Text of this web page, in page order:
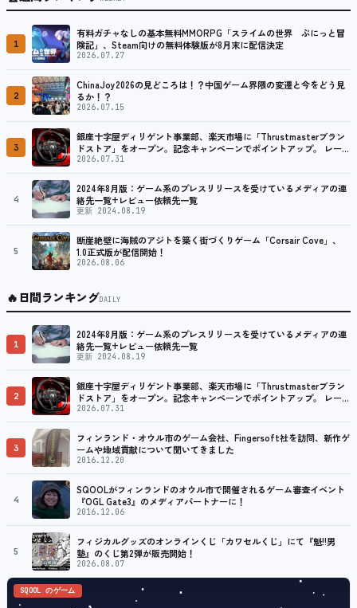
1
有料ガチャなしの基本無料MMORPG「スライムの世界 ぷにっと冒
険記」、Steam向けの無料体験版が8月末に配信決定
2026.07.27
2
ChinaJoy2026の見どころは！？中国ゲーム界隈の変遷と今をどう見
るか！？
2026.07.15
3
銀座十字屋ディリゲント事業部、楽天市場に「Thrustmasterブラン
ドストア」をオープン。記念キャンペーンでポイントアップ。 レーシ
ング／フライトシム向けコントローラーを中心に、幅広くラインナッ
2026.07.31
4
2024年8月版：ゲーム系のプレスリリースを受けているメディアの連
絡先一覧+レビュー依頼先一覧
更新 2024.08.19
5
断崖絶壁に海賊のアジトを築く街づくりゲーム「Corsair Cove」、
1.0正式版が配信開始！
2026.08.06
🔥日間ランキングDAILY
1
2024年8月版：ゲーム系のプレスリリースを受けているメディアの連
絡先一覧+レビュー依頼先一覧
更新 2024.08.19
2
銀座十字屋ディリゲント事業部、楽天市場に「Thrustmasterブラン
ドストア」をオープン。記念キャンペーンでポイントアップ。 レーシ
ング／フライトシム向けコントローラーを中心に、幅広くラインナッ
2026.07.31
3
フィンランド・オウル市のゲーム会社、Fingersoft社を訪問、新作ゲ
ームや地域貢献について聞いてきました
2016.12.20
4
SQOOLがフィンランドのオウル市で開催されるゲーム審査イベント
『OGL Gate3』のメディアパートナーに！
2016.12.06
5
フィジカルグッズのオンラインくじ「カワセルくじ」にて『魁!!男
塾』のくじ第2弾が販売開始！
2026.08.07
SQOOL のゲーム